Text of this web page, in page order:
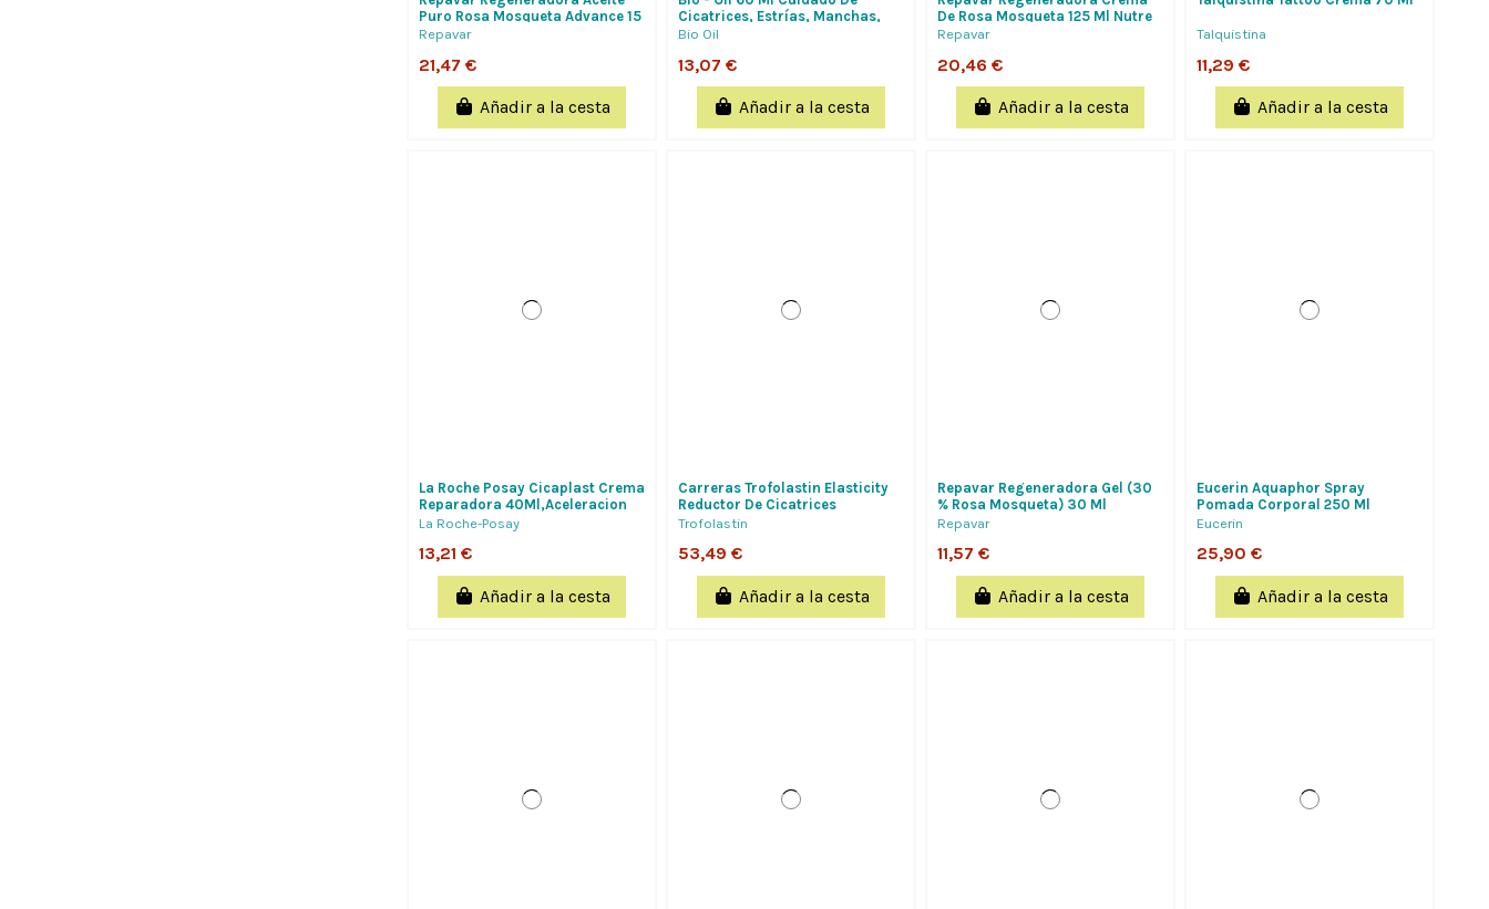
Puro Rosa Mosqueta Advance 15
Ml
Repavar
21,47 €
Añadir a la cesta
Cicatrices, Estrías, Manchas,
Envejecimiento Y...
Bio Oil
13,07 €
Añadir a la cesta
De Rosa Mosqueta 125 Ml Nutre
Y Repara Sequedad Y...
Repavar
20,46 €
Añadir a la cesta
Talquistina
11,29 €
Añadir a la cesta
La Roche Posay Cicaplast Crema
Reparadora 40Ml,Aceleracion
De La Reparacion...
La Roche-Posay
13,21 €
Añadir a la cesta
Carreras Trofolastin Elasticity
Reductor De Cicatrices
Periareolar 3 Blister 2 Apositos
Trofolastin
53,49 €
Añadir a la cesta
Repavar Regeneradora Gel (30
% Rosa Mosqueta) 30 Ml
Repavar
11,57 €
Añadir a la cesta
Eucerin Aquaphor Spray
Pomada Corporal 250 Ml
Eucerin
25,90 €
Añadir a la cesta